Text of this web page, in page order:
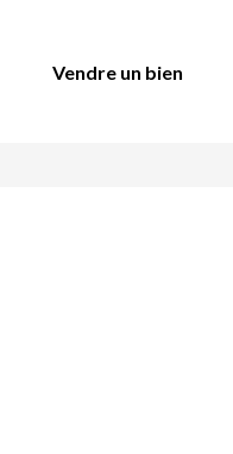
Vendre un bien